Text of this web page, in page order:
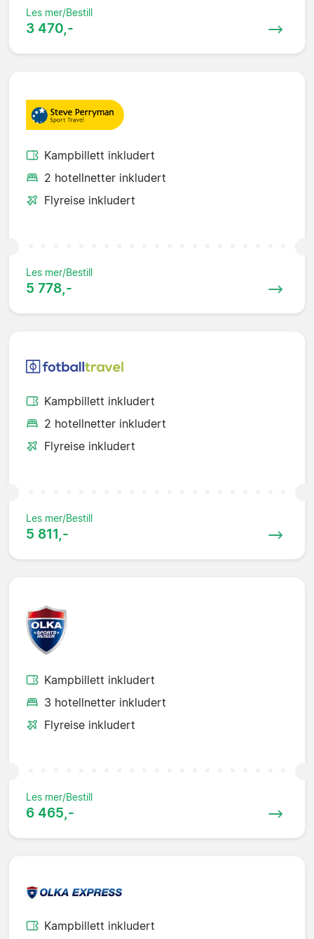
Les mer/Bestill
3 470,-
Kampbillett inkludert
2 hotellnetter inkludert
Flyreise inkludert
Les mer/Bestill
5 778,-
Kampbillett inkludert
2 hotellnetter inkludert
Flyreise inkludert
Les mer/Bestill
5 811,-
Kampbillett inkludert
3 hotellnetter inkludert
Flyreise inkludert
Les mer/Bestill
6 465,-
Kampbillett inkludert